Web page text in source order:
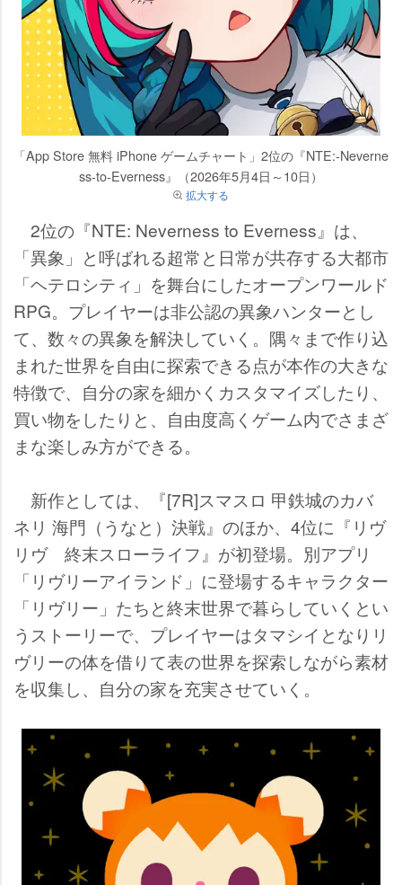
「App Store 無料 iPhone ゲームチャート」2位の『NTE:-Neverne
ss-to-Everness』（2026年5月4日～10日）
拡大する
2位の『NTE: Neverness to Everness』は、
「異象」と呼ばれる超常と日常が共存する大都市
「ヘテロシティ」を舞台にしたオープンワールド
RPG。プレイヤーは非公認の異象ハンターとし
て、数々の異象を解決していく。隅々まで作り込
まれた世界を自由に探索できる点が本作の大きな
特徴で、自分の家を細かくカスタマイズしたり、
買い物をしたりと、自由度高くゲーム内でさまざ
まな楽しみ方ができる。
新作としては、『[7R]スマスロ 甲鉄城のカバ
ネリ 海門（うなと）決戦』のほか、4位に『リヴ
リヴ 終末スローライフ』が初登場。別アプリ
「リヴリーアイランド」に登場するキャラクター
「リヴリー」たちと終末世界で暮らしていくとい
うストーリーで、プレイヤーはタマシイとなりリ
ヴリーの体を借りて表の世界を探索しながら素材
を収集し、自分の家を充実させていく。